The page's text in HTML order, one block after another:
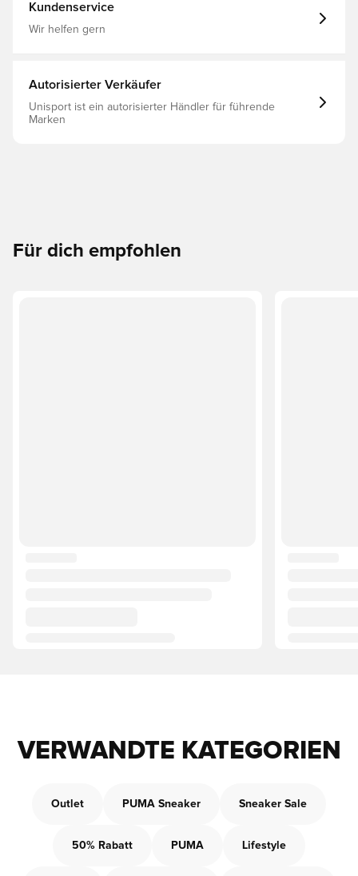
Kundenservice
Wir helfen gern
Autorisierter Verkäufer
Unisport ist ein autorisierter Händler für führende
Marken
Für dich empfohlen
VERWANDTE KATEGORIEN
Outlet PUMA Sneaker Sneaker Sale
50% Rabatt PUMA Lifestyle